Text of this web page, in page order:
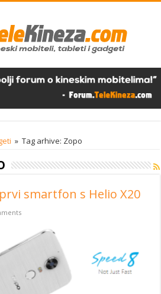
» Tag arhive: Zopo
prvi smartfon s Helio X20